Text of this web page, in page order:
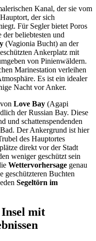
Kanal, der sie vom
der sich
Für Segler bietet Poros
beliebtesten und
(Vagionia Bucht) an der
Ankerplatz mit
von Pinienwäldern.
Marinestation verleihen
Es ist ein idealer
Nacht vor Anker.
Love Bay (Agapi
der Russian Bay. Diese
und schattenspendenden
Der Ankergrund ist hier
des Hauptortes
direkt vor der Stadt
weniger geschützt sein
Wettervorhersage genau
geschützteren Buchten
Segeltörn im
mit